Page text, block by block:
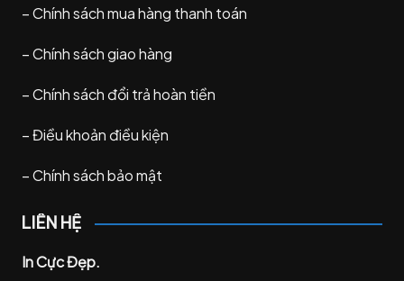
–Chính sách mua hàng thanh toán
–Chính sách giao hàng
–Chính sách đổi trả hoàn tiền
–Điều khoản điều kiện
–Chính sách bảo mật
LIÊN HỆ
In Cực Đẹp.